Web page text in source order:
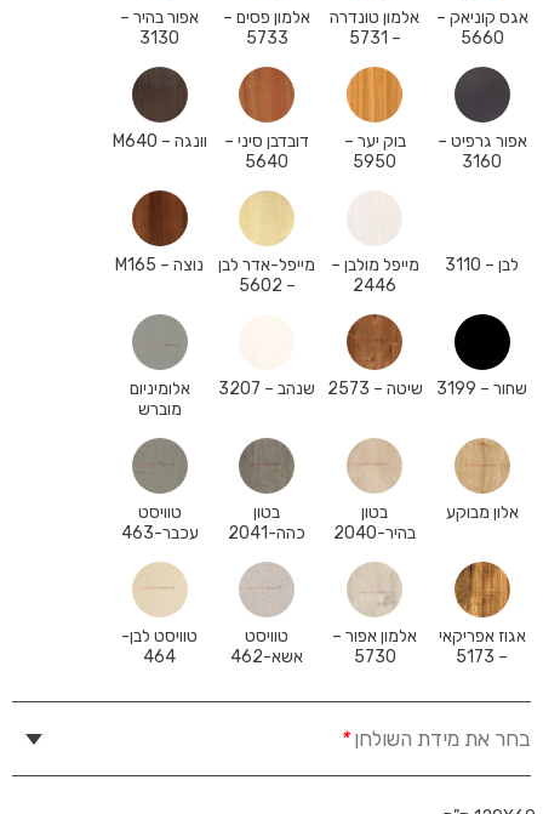
אגס קוניאק –
5660
אלמון טונדרה
– 5731
אלמון פסים –
5733
אפור בהיר –
3130
אפור גרפיט –
3160
בוק יער –
5950
דובדבן סיני –
5640
וונגה – M640
לבן – 3110
מייפל מולבן –
2446
מייפל-אדר לבן
– 5602
נוצה – M165
שחור – 3199 שיטה – 2573 שנהב – 3207
אלומיניום
מוברש
אלון מבוקע
בטון
בהיר-2040
בטון
כהה-2041
טוויסט
עכבר-463
אגוז אפריקאי
– 5173
אלמון אפור –
5730
טוויסט
אשא-462
טוויסט לבן-
464
בחר את מידת השולחן*